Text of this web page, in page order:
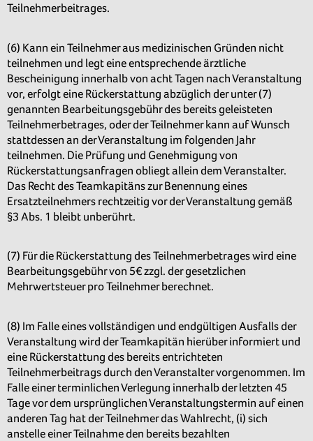
Teilnehmerbeitrages.
(6) Kann ein Teilnehmer aus medizinischen Gründen nicht
teilnehmen und legt eine entsprechende ärztliche
Bescheinigung innerhalb von acht Tagen nach Veranstaltung
vor, erfolgt eine Rückerstattung abzüglich der unter (7)
genannten Bearbeitungsgebühr des bereits geleisteten
Teilnehmerbetrages, oder der Teilnehmer kann auf Wunsch
stattdessen an der Veranstaltung im folgenden Jahr
teilnehmen. Die Prüfung und Genehmigung von
Rückerstattungsanfragen obliegt allein dem Veranstalter.
Das Recht des Teamkapitäns zur Benennung eines
Ersatzteilnehmers rechtzeitig vor der Veranstaltung gemäß
§3 Abs. 1 bleibt unberührt.
(7) Für die Rückerstattung des Teilnehmerbetrages wird eine
Bearbeitungsgebühr von 5€ zzgl. der gesetzlichen
Mehrwertsteuer pro Teilnehmer berechnet.
(8) Im Falle eines vollständigen und endgültigen Ausfalls der
Veranstaltung wird der Teamkapitän hierüber informiert und
eine Rückerstattung des bereits entrichteten
Teilnehmerbeitrags durch den Veranstalter vorgenommen. Im
Falle einer terminlichen Verlegung innerhalb der letzten 45
Tage vor dem ursprünglichen Veranstaltungstermin auf einen
anderen Tag hat der Teilnehmer das Wahlrecht, (i) sich
anstelle einer Teilnahme den bereits bezahlten